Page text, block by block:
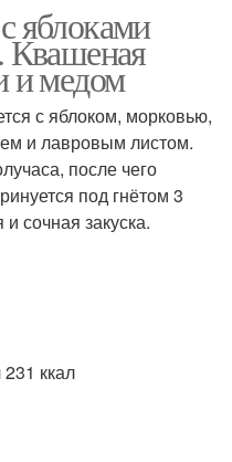
яблоками
Квашеная
и медом
с яблоком, морковью,
и лавровым листом.
после чего
под гнётом 3
сочная закуска.
ккал